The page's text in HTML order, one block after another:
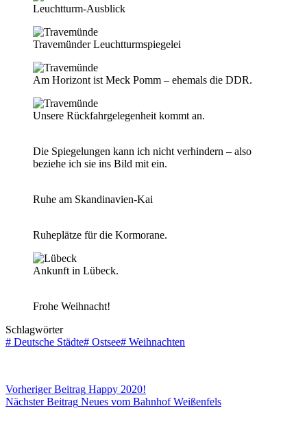
Leuchtturm-Ausblick
Travemünder Leuchtturmspiegelei
Am Horizont ist Meck Pomm – ehemals die DDR.
Unsere Rückfahrgelegenheit kommt an.
Die Spiegelungen kann ich nicht verhindern – also
beziehe ich sie ins Bild mit ein.
Ruhe am Skandinavien-Kai
Ruheplätze für die Kormorane.
Ankunft in Lübeck.
Frohe Weihnacht!
Schlagwörter
# Deutsche Städte# Ostsee# Weihnachten
VorherigerBeitrag Happy 2020!
NächsterBeitrag Neues vom Bahnhof Weißenfels